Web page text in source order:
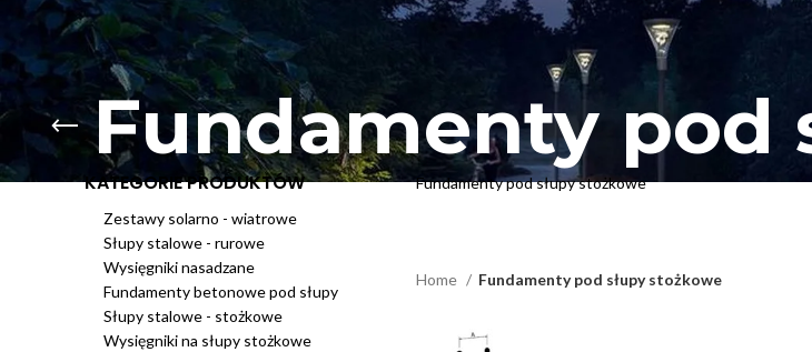
Fundamenty pod
KATEGORIE PRODUKTÓW
Zestawy solarno - wiatrowe
Słupy stalowe - rurowe
Wysięgniki nasadzane
Fundamenty betonowe pod słupy
Słupy stalowe - stożkowe
Wysięgniki na słupy stożkowe
Fundamenty pod słupy stożkowe
Home Fundamenty pod słupy stożkowe